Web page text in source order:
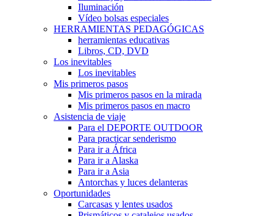
Iluminación
Vídeo bolsas especiales
HERRAMIENTAS PEDAGÓGICAS
herramientas educativas
Libros, CD, DVD
Los inevitables
Los inevitables
Mis primeros pasos
Mis primeros pasos en la mirada
Mis primeros pasos en macro
Asistencia de viaje
Para el DEPORTE OUTDOOR
Para practicar senderismo
Para ir a África
Para ir a Alaska
Para ir a Asia
Antorchas y luces delanteras
Oportunidades
Carcasas y lentes usados